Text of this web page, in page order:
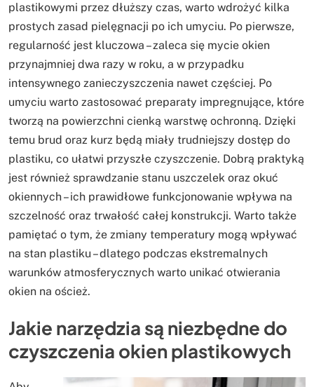
plastikowymi przez dłuższy czas, warto wdrożyć kilka
prostych zasad pielęgnacji po ich umyciu. Po pierwsze,
regularność jest kluczowa – zaleca się mycie okien
przynajmniej dwa razy w roku, a w przypadku
intensywnego zanieczyszczenia nawet częściej. Po
umyciu warto zastosować preparaty impregnujące, które
tworzą na powierzchni cienką warstwę ochronną. Dzięki
temu brud oraz kurz będą miały trudniejszy dostęp do
plastiku, co ułatwi przyszłe czyszczenie. Dobrą praktyką
jest również sprawdzanie stanu uszczelek oraz okuć
okiennych – ich prawidłowe funkcjonowanie wpływa na
szczelność oraz trwałość całej konstrukcji. Warto także
pamiętać o tym, że zmiany temperatury mogą wpływać
na stan plastiku – dlatego podczas ekstremalnych
warunków atmosferycznych warto unikać otwierania
okien na oścież.
Jakie narzędzia są niezbędne do
czyszczenia okien plastikowych